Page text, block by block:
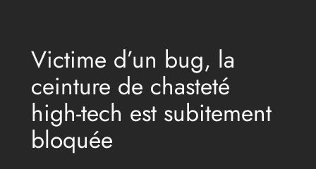
contenuVictime d’un bug, la
ceinture de chasteté
high-tech est subitement
bloquée